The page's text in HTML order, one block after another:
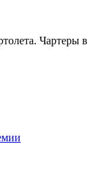
Чартеры в